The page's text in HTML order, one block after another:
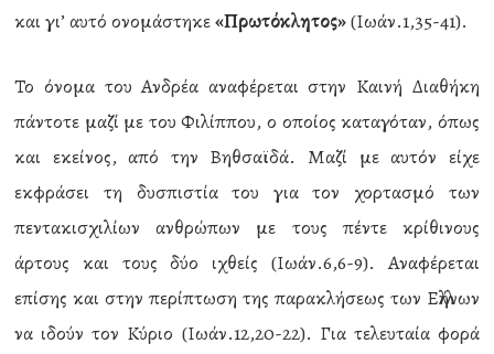
και γι’ αυτό ονομάστηκε«Πρωτόκλητος»(Ιωάν.1,35-41).
Το όνομα του Ανδρέα αναφέρεται στην Καινή Διαθήκη
πάντοτε μαζί με του Φιλίππου, ο οποίος καταγόταν, όπως
και εκείνος, από την Βηθσαϊδά. Μαζί με αυτόν είχε
εκφράσει τη δυσπιστία του για τον χορτασμό των
πεντακισχιλίων ανθρώπων με τους πέντε κρίθινους
άρτους και τους δύο ιχθείς (Ιωάν.6,6-9). Αναφέρεται
επίσης και στην περίπτωση της παρακλήσεως των Ελλήνων
να ιδούν τον Κύριο (Ιωάν.12,20-22). Για τελευταία φορά